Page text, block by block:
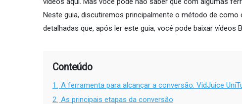
Neste guia, discutiremos principalmente o método de
detalhadas que, após ler este guia, você pode baixar vídeos
Conteúdo
1.
A ferramenta para alcançar a conversão: VidJuice
2. As principais etapas da conversão